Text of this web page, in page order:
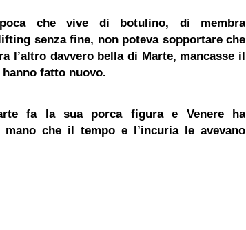
che vive di botulino, di membra
senza fine, non poteva sopportare che
l’altro davvero bella di Marte, mancasse il
fatto nuovo.
fa la sua porca figura e Venere ha
mano che il tempo e l’incuria le avevano